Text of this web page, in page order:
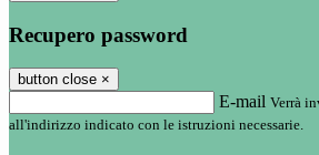
Recupero password
button close ×
E-mail Verrà
all'indirizzo indicato con le istruzioni necessarie.